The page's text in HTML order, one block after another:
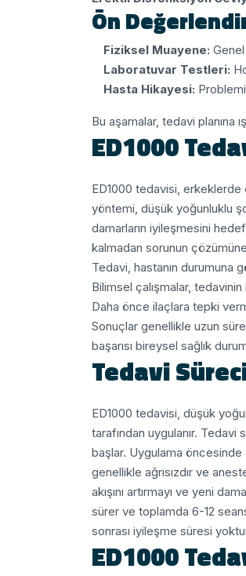
Ön
Fiziksel Muayene:
Laboratuvar Testleri:
Hasta Hikayesi:
Bu aşamalar, tedavi planına
ED1000
ED1000 tedavisi,
yöntemi, düşük yoğunluklu
damarların iyileşmesini
kalmadan sorunun çözümüne
Tedavi, hastanın durumuna
Bilimsel çalışmalar,
Daha önce ilaçlara tepki
Sonuçlar genellikle uzun
başarısı bireysel sağlık
Tedavi
ED1000 tedavisi, düşük
tarafından uygulanır.
başlar. Uygulama öncesinde
genellikle ağrısızdır ve
akışını artırmayı ve yeni
sürer ve toplamda 6-12
sonrası iyileşme süresi
ED1000